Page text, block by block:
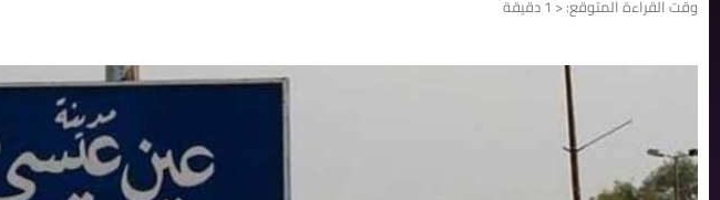
وقت القراءة المتوقع:< 1 دقيقة